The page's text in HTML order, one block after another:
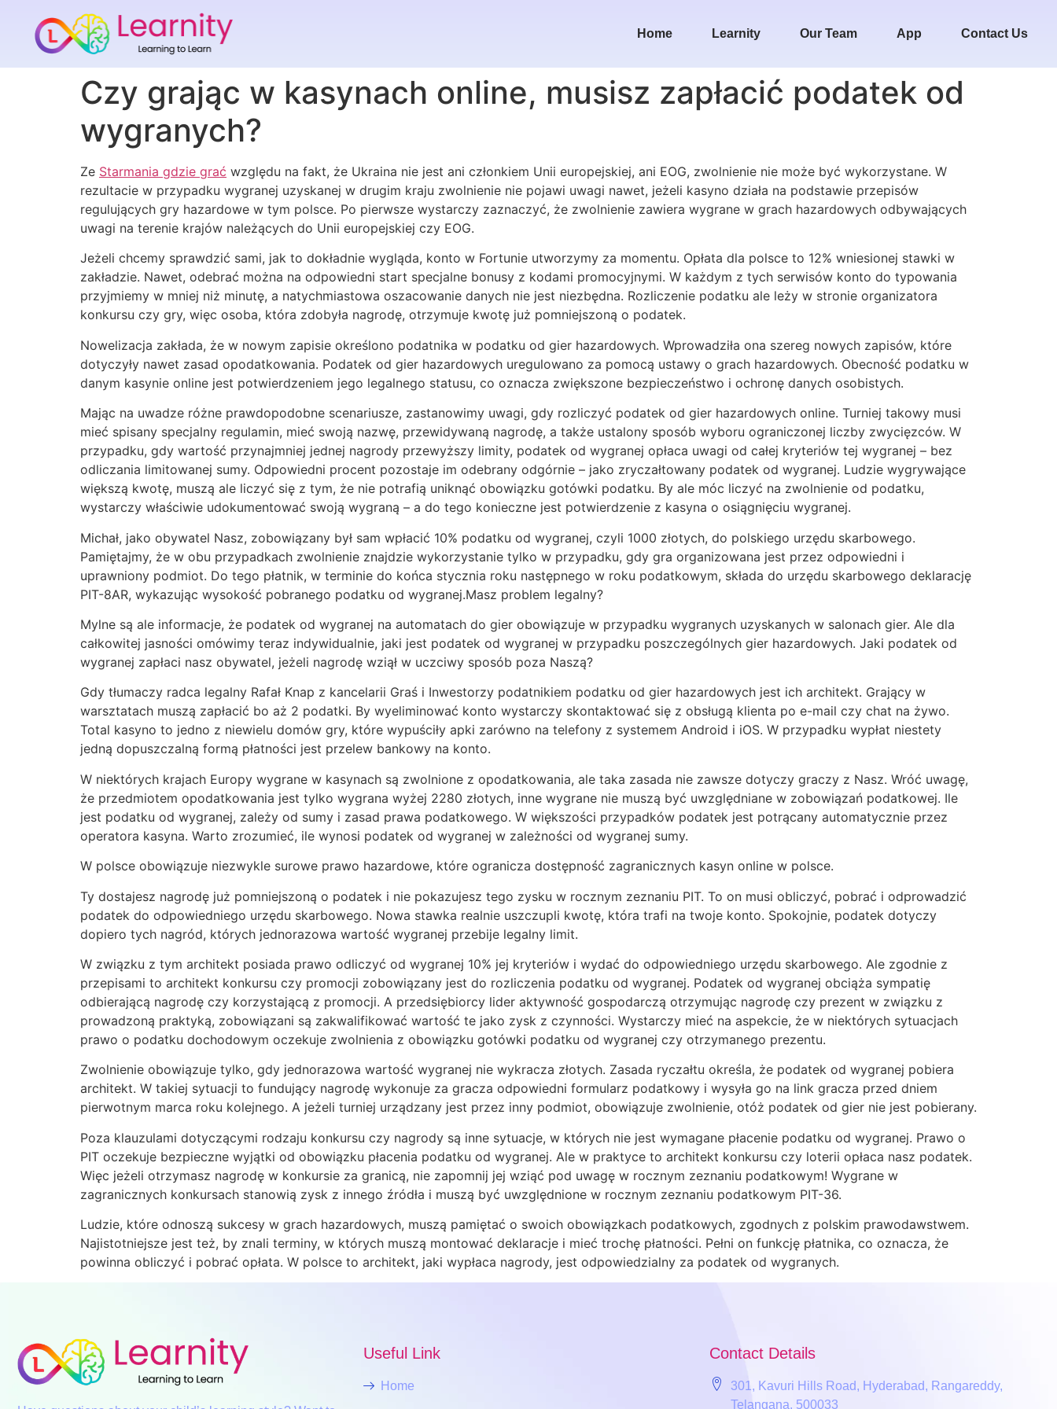
Home Learnity Our Team App Contact Us
Czy grając w kasynach online, musisz zapłacić podatek od
wygranych?
Ze Starmania gdzie grać względu na fakt, że Ukraina nie jest ani członkiem Unii europejskiej, ani EOG, zwolnienie nie może być wykorzystane. W
rezultacie w przypadku wygranej uzyskanej w drugim kraju zwolnienie nie pojawi uwagi nawet, jeżeli kasyno działa na podstawie przepisów
regulujących gry hazardowe w tym polsce. Po pierwsze wystarczy zaznaczyć, że zwolnienie zawiera wygrane w grach hazardowych odbywających
uwagi na terenie krajów należących do Unii europejskiej czy EOG.
Jeżeli chcemy sprawdzić sami, jak to dokładnie wygląda, konto w Fortunie utworzymy za momentu. Opłata dla polsce to 12% wniesionej stawki w
zakładzie. Nawet, odebrać można na odpowiedni start specjalne bonusy z kodami promocyjnymi. W każdym z tych serwisów konto do typowania
przyjmiemy w mniej niż minutę, a natychmiastowa oszacowanie danych nie jest niezbędna. Rozliczenie podatku ale leży w stronie organizatora
konkursu czy gry, więc osoba, która zdobyła nagrodę, otrzymuje kwotę już pomniejszoną o podatek.
Nowelizacja zakłada, że w nowym zapisie określono podatnika w podatku od gier hazardowych. Wprowadziła ona szereg nowych zapisów, które
dotyczyły nawet zasad opodatkowania. Podatek od gier hazardowych uregulowano za pomocą ustawy o grach hazardowych. Obecność podatku w
danym kasynie online jest potwierdzeniem jego legalnego statusu, co oznacza zwiększone bezpieczeństwo i ochronę danych osobistych.
Mając na uwadze różne prawdopodobne scenariusze, zastanowimy uwagi, gdy rozliczyć podatek od gier hazardowych online. Turniej takowy musi
mieć spisany specjalny regulamin, mieć swoją nazwę, przewidywaną nagrodę, a także ustalony sposób wyboru ograniczonej liczby zwycięzców. W
przypadku, gdy wartość przynajmniej jednej nagrody przewyższy limity, podatek od wygranej opłaca uwagi od całej kryteriów tej wygranej – bez
odliczania limitowanej sumy. Odpowiedni procent pozostaje im odebrany odgórnie – jako zryczałtowany podatek od wygranej. Ludzie wygrywające
większą kwotę, muszą ale liczyć się z tym, że nie potrafią uniknąć obowiązku gotówki podatku. By ale móc liczyć na zwolnienie od podatku,
wystarczy właściwie udokumentować swoją wygraną – a do tego konieczne jest potwierdzenie z kasyna o osiągnięciu wygranej.
Michał, jako obywatel Nasz, zobowiązany był sam wpłacić 10% podatku od wygranej, czyli 1000 złotych, do polskiego urzędu skarbowego.
Pamiętajmy, że w obu przypadkach zwolnienie znajdzie wykorzystanie tylko w przypadku, gdy gra organizowana jest przez odpowiedni i
uprawniony podmiot. Do tego płatnik, w terminie do końca stycznia roku następnego w roku podatkowym, składa do urzędu skarbowego deklarację
PIT-8AR, wykazując wysokość pobranego podatku od wygranej.Masz problem legalny?
Mylne są ale informacje, że podatek od wygranej na automatach do gier obowiązuje w przypadku wygranych uzyskanych w salonach gier. Ale dla
całkowitej jasności omówimy teraz indywidualnie, jaki jest podatek od wygranej w przypadku poszczególnych gier hazardowych. Jaki podatek od
wygranej zapłaci nasz obywatel, jeżeli nagrodę wziął w uczciwy sposób poza Naszą?
Gdy tłumaczy radca legalny Rafał Knap z kancelarii Graś i Inwestorzy podatnikiem podatku od gier hazardowych jest ich architekt. Grający w
warsztatach muszą zapłacić bo aż 2 podatki. By wyeliminować konto wystarczy skontaktować się z obsługą klienta po e-mail czy chat na żywo.
Total kasyno to jedno z niewielu domów gry, które wypuściły apki zarówno na telefony z systemem Android i iOS. W przypadku wypłat niestety
jedną dopuszczalną formą płatności jest przelew bankowy na konto.
W niektórych krajach Europy wygrane w kasynach są zwolnione z opodatkowania, ale taka zasada nie zawsze dotyczy graczy z Nasz. Wróć uwagę,
że przedmiotem opodatkowania jest tylko wygrana wyżej 2280 złotych, inne wygrane nie muszą być uwzględniane w zobowiązań podatkowej. Ile
jest podatku od wygranej, zależy od sumy i zasad prawa podatkowego. W większości przypadków podatek jest potrącany automatycznie przez
operatora kasyna. Warto zrozumieć, ile wynosi podatek od wygranej w zależności od wygranej sumy.
W polsce obowiązuje niezwykle surowe prawo hazardowe, które ogranicza dostępność zagranicznych kasyn online w polsce.
Ty dostajesz nagrodę już pomniejszoną o podatek i nie pokazujesz tego zysku w rocznym zeznaniu PIT. To on musi obliczyć, pobrać i odprowadzić
podatek do odpowiedniego urzędu skarbowego. Nowa stawka realnie uszczupli kwotę, która trafi na twoje konto. Spokojnie, podatek dotyczy
dopiero tych nagród, których jednorazowa wartość wygranej przebije legalny limit.
W związku z tym architekt posiada prawo odliczyć od wygranej 10% jej kryteriów i wydać do odpowiedniego urzędu skarbowego. Ale zgodnie z
przepisami to architekt konkursu czy promocji zobowiązany jest do rozliczenia podatku od wygranej. Podatek od wygranej obciąża sympatię
odbierającą nagrodę czy korzystającą z promocji. A przedsiębiorcy lider aktywność gospodarczą otrzymując nagrodę czy prezent w związku z
prowadzoną praktyką, zobowiązani są zakwalifikować wartość te jako zysk z czynności. Wystarczy mieć na aspekcie, że w niektórych sytuacjach
prawo o podatku dochodowym oczekuje zwolnienia z obowiązku gotówki podatku od wygranej czy otrzymanego prezentu.
Zwolnienie obowiązuje tylko, gdy jednorazowa wartość wygranej nie wykracza złotych. Zasada ryczałtu określa, że podatek od wygranej pobiera
architekt. W takiej sytuacji to fundujący nagrodę wykonuje za gracza odpowiedni formularz podatkowy i wysyła go na link gracza przed dniem
pierwotnym marca roku kolejnego. A jeżeli turniej urządzany jest przez inny podmiot, obowiązuje zwolnienie, otóż podatek od gier nie jest pobierany.
Poza klauzulami dotyczącymi rodzaju konkursu czy nagrody są inne sytuacje, w których nie jest wymagane płacenie podatku od wygranej. Prawo o
PIT oczekuje bezpieczne wyjątki od obowiązku płacenia podatku od wygranej. Ale w praktyce to architekt konkursu czy loterii opłaca nasz podatek.
Więc jeżeli otrzymasz nagrodę w konkursie za granicą, nie zapomnij jej wziąć pod uwagę w rocznym zeznaniu podatkowym! Wygrane w
zagranicznych konkursach stanowią zysk z innego źródła i muszą być uwzględnione w rocznym zeznaniu podatkowym PIT-36.
Ludzie, które odnoszą sukcesy w grach hazardowych, muszą pamiętać o swoich obowiązkach podatkowych, zgodnych z polskim prawodawstwem.
Najistotniejsze jest też, by znali terminy, w których muszą montować deklaracje i mieć trochę płatności. Pełni on funkcję płatnika, co oznacza, że
powinna obliczyć i pobrać opłata. W polsce to architekt, jaki wypłaca nagrody, jest odpowiedzialny za podatek od wygranych.
Useful Link
Home
Contact Details
301, Kavuri Hills Road, Hyderabad, Rangareddy,
Telangana, 500033